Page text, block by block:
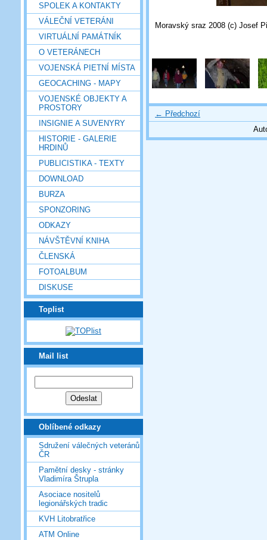
SPOLEK A KONTAKTY
VÁLEČNÍ VETERÁNI
VIRTUÁLNÍ PAMÁTNÍK
O VETERÁNECH
VOJENSKÁ PIETNÍ MÍSTA
GEOCACHING - MAPY
VOJENSKÉ OBJEKTY A
PROSTORY
INSIGNIE A SUVENYRY
HISTORIE - GALERIE
HRDINŮ
PUBLICISTIKA - TEXTY
DOWNLOAD
BURZA
SPONZORING
ODKAZY
NÁVŠTĚVNÍ KNIHA
ČLENSKÁ
FOTOALBUM
DISKUSE
Toplist
Mail list
Oblíbené odkazy
Sdružení válečných veteránů
ČR
Pamětní desky - stránky
Vladimíra Štrupla
Asociace nositelů
legionářských tradic
KVH Litobratřice
ATM Online
Moravský sraz 2008 (c) Josef
← Předchozí